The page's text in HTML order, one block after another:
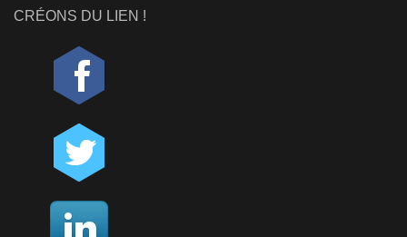
CRÉONS DU LIEN !